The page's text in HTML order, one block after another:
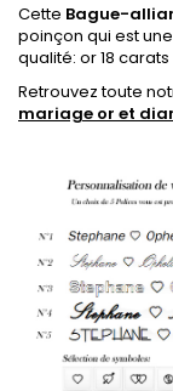
Cette Bague-
poinçon qui est
qualité: or 18 carats
Retrouvez toute
mariage or et